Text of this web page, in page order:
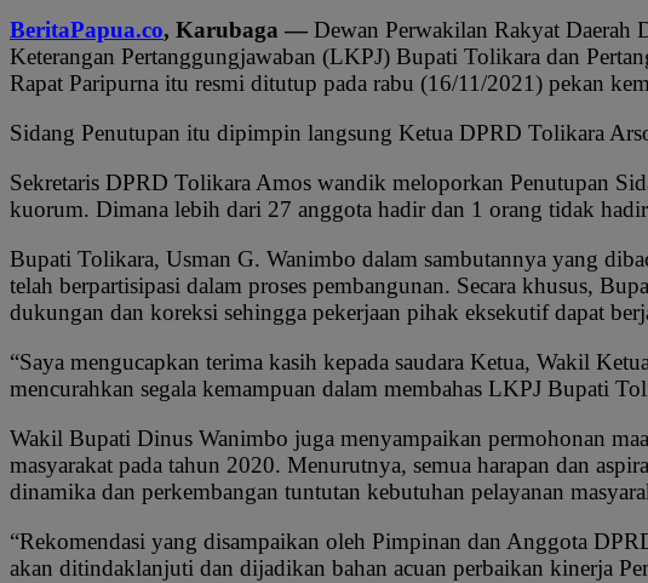
BeritaPapua.co, Karubaga — Dewan Perwakilan Rakyat Daerah
Keterangan Pertanggungjawaban (LKPJ) Bupati Tolikara dan
Rapat Paripurna itu resmi ditutup pada rabu (16/11/2021) pekan
Sidang Penutupan itu dipimpin langsung Ketua DPRD Tolikara
Sekretaris DPRD Tolikara Amos wandik meloporkan Penutupan
kuorum. Dimana lebih dari 27 anggota hadir dan 1 orang tidak
Bupati Tolikara, Usman G. Wanimbo dalam sambutannya yang
telah berpartisipasi dalam proses pembangunan. Secara khusus,
dukungan dan koreksi sehingga pekerjaan pihak eksekutif dapat
“Saya mengucapkan terima kasih kepada saudara Ketua, Wakil
mencurahkan segala kemampuan dalam membahas LKPJ Bupati
Wakil Bupati Dinus Wanimbo juga menyampaikan permohonan
masyarakat pada tahun 2020. Menurutnya, semua harapan dan
dinamika dan perkembangan tuntutan kebutuhan pelayanan
“Rekomendasi yang disampaikan oleh Pimpinan dan Anggota
akan ditindaklanjuti dan dijadikan bahan acuan perbaikan kinerja